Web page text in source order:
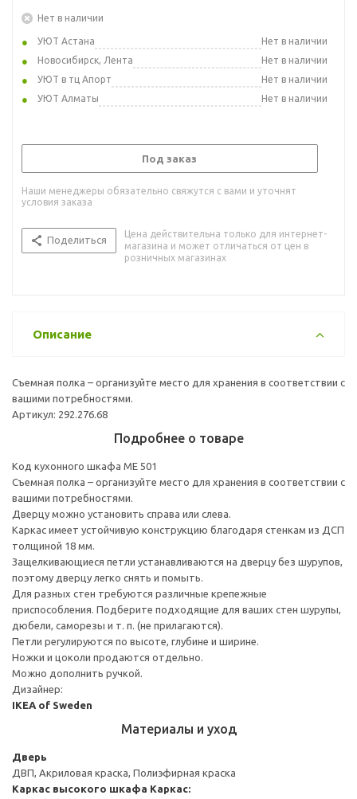
Нет в наличии
УЮТ Астана
Нет в наличии
Новосибирск, Лента
Нет в наличии
УЮТ в тц Апорт
Нет в наличии
УЮТ Алматы
Нет в наличии
Под заказ
Наши менеджеры обязательно свяжутся с вами и уточнят
условия заказа
Поделиться
Цена действительна только для интернет-
магазина и может отличаться от цен в
розничных магазинах
Описание
Съемная полка – организуйте место для хранения в соответствии с
вашими потребностями.
Артикул: 292.276.68
Подробнее о товаре
Код кухонного шкафа ME 501
Съемная полка – организуйте место для хранения в соответствии с
вашими потребностями.
Дверцу можно установить справа или слева.
Каркас имеет устойчивую конструкцию благодаря стенкам из ДСП
толщиной 18 мм.
Защелкивающиеся петли устанавливаются на дверцу без шурупов,
поэтому дверцу легко снять и помыть.
Для разных стен требуются различные крепежные
приспособления. Подберите подходящие для ваших стен шурупы,
дюбели, саморезы и т. п. (не прилагаются).
Петли регулируются по высоте, глубине и ширине.
Ножки и цоколи продаются отдельно.
Можно дополнить ручкой.
Дизайнер:
IKEA of Sweden
Материалы и уход
Дверь
ДВП, Акриловая краска, Полиэфирная краска
Каркас высокого шкафа Каркас: